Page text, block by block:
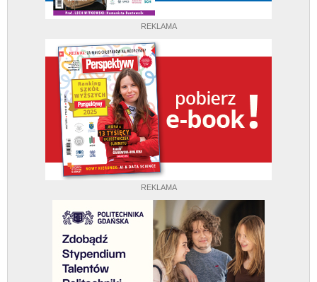
REKLAMA
REKLAMA